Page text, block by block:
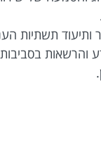
ותיעוד תשתיות
והרשאות בסביבות